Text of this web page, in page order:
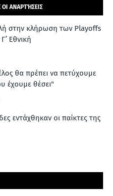
ΑΝΑΡΤΉΣΕΙΣ
στην κλήρωση των Playoffs
Εθνική
θα πρέπει να πετύχουμε
έχουμε θέσει"
εντάχθηκαν οι παίκτες της